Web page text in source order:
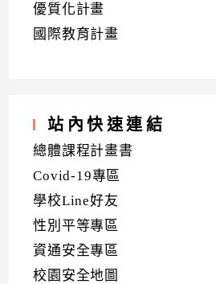
優質化計畫
國際教育計畫
站內快速連結
總體課程計畫書
Covid-19專區
學校Line好友
性別平等專區
資通安全專區
校園安全地圖